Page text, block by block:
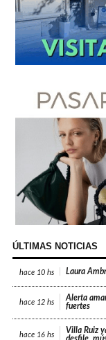
ÚLTIMAS NOTICIAS
hace 10 hs Laura
hace 12 hs
Alerta
fuertes
hace 16 hs
Villa Ruiz